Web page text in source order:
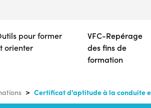
pour former
orienter
VFC-Repérage
des fins de
formation
Certificat d'aptitude à la conduite